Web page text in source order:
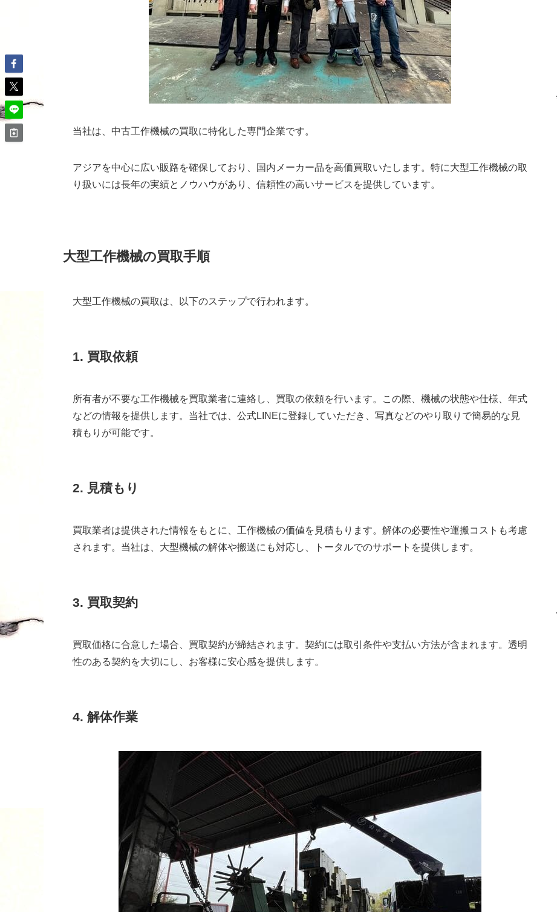
当社は、中古工作機械の買取に特化した専門企業です。
アジアを中心に広い販路を確保しており、国内メーカー品を高価買取いたします。特に大型工作機械の取
り扱いには長年の実績とノウハウがあり、信頼性の高いサービスを提供しています。
大型工作機械の買取手順
大型工作機械の買取は、以下のステップで行われます。
1. 買取依頼
所有者が不要な工作機械を買取業者に連絡し、買取の依頼を行います。この際、機械の状態や仕様、年式
などの情報を提供します。当社では、公式LINEに登録していただき、写真などのやり取りで簡易的な見
積もりが可能です。
2. 見積もり
買取業者は提供された情報をもとに、工作機械の価値を見積もります。解体の必要性や運搬コストも考慮
されます。当社は、大型機械の解体や搬送にも対応し、トータルでのサポートを提供します。
3. 買取契約
買取価格に合意した場合、買取契約が締結されます。契約には取引条件や支払い方法が含まれます。透明
性のある契約を大切にし、お客様に安心感を提供します。
4. 解体作業